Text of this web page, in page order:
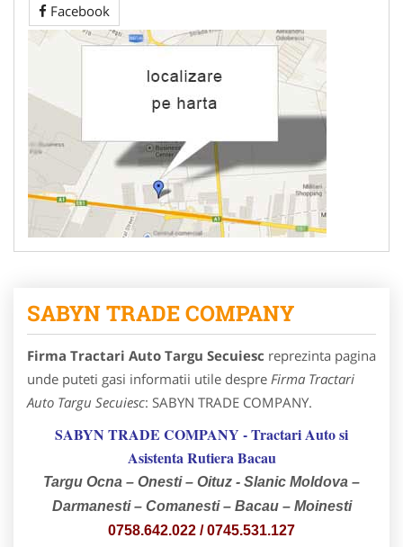
Facebook
SABYN TRADE COMPANY
Firma Tractari Auto Targu Secuiesc reprezinta pagina
unde puteti gasi informatii utile despre Firma Tractari
Auto Targu Secuiesc: SABYN TRADE COMPANY.
SABYN TRADE COMPANY - Tractari Auto si
Asistenta Rutiera Bacau
Targu Ocna – Onesti – Oituz - Slanic Moldova –
Darmanesti – Comanesti – Bacau – Moinesti
0758.642.022 /0745.531.127